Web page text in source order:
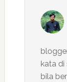
kata di
bila